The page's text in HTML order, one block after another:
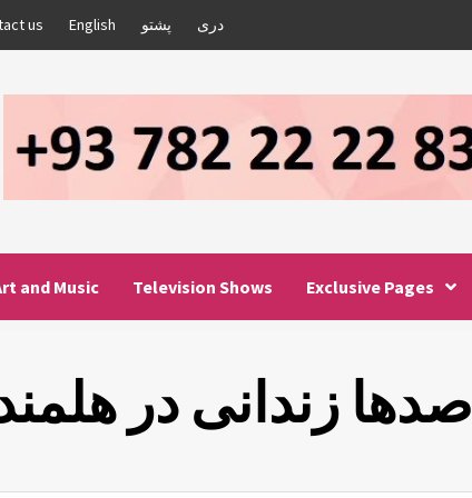
us English پشتو دری
and Music Television Shows Exclusive Pages
صدها زندانی در